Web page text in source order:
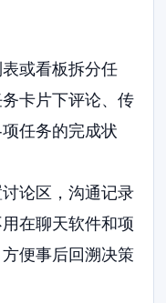
表或看板拆分任
卡片下评论、传
任务的完成状
讨论区，沟通记录
在聊天软件和项
便事后回溯决策